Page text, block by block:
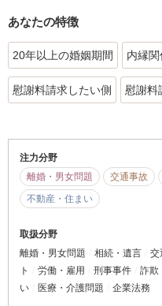
あなたの特徴
20年以上の婚姻期間 内縁
慰謝料請求したい側 慰謝料
注力分野
離婚・男女問題
交通事故
不動産・住まい
取扱分野
離婚・男女問題
相続・遺言 交
ト
労働・雇用 刑事事件 詐欺
い
医療・介護問題 企業法務